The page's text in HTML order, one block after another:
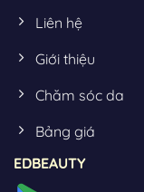
Liên hệ
Giới thiệu
Chăm sóc da
Bảng giá
EDBEAUTY